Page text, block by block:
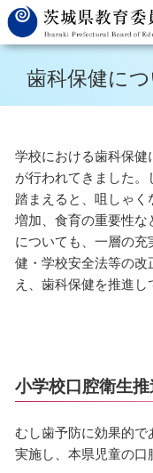
歯科保健に
学校における歯科保健
が行われてきました
踏まえると、咀しゃ
増加、食育の重要性
についても、一層の
健・学校安全法等の改
え、歯科保健を推進し
小学校口腔衛生
むし歯予防に効果的で
実施し、本県児童の口